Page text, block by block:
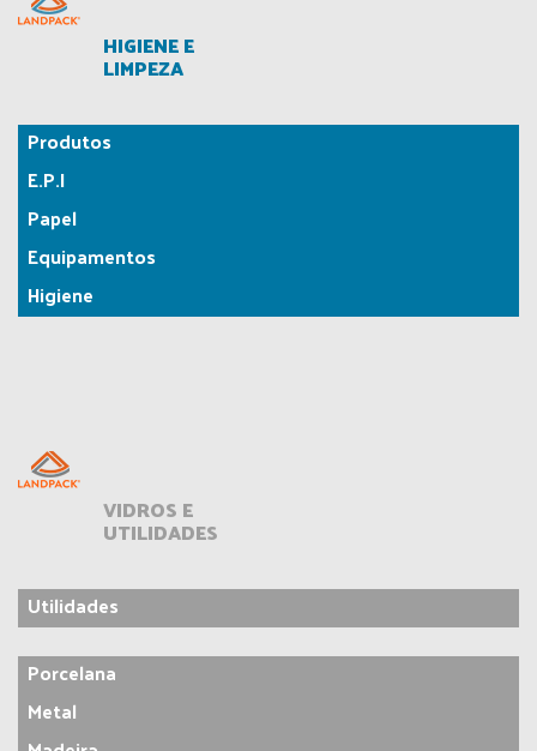
HIGIENE E
LIMPEZA
Produtos
E.P.I
Papel
Equipamentos
Higiene
VIDROS E
UTILIDADES
Utilidades
Porcelana
Metal